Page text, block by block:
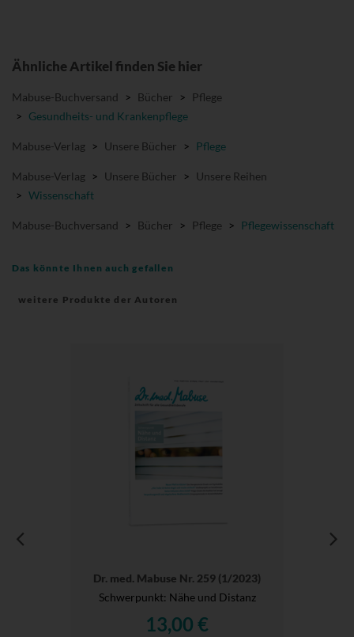
Ähnliche Artikel finden Sie hier
Mabuse-Buchversand > Bücher >
Pflege
> Gesundheits- und Krankenpflege
Mabuse-Verlag > Unsere Bücher > Pflege
Mabuse-Verlag > Unsere Bücher > Unsere Reihen
> Wissenschaft
Mabuse-Buchversand > Bücher > Pflege > Pflegewissenschaft
Das könnte Ihnen auch gefallen
weitere Produkte der Autoren
Dr. med. Mabuse Nr. 259 (1/2023)
Schwerpunkt: Nähe und Distanz
13,00 €